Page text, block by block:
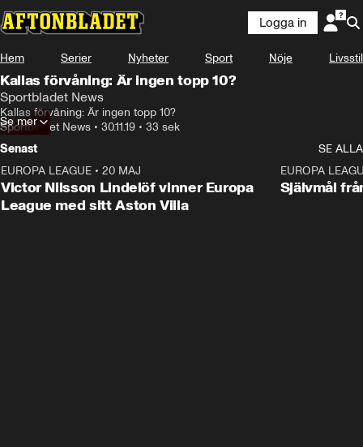
Logga in
Hem Serier Nyheter Sport Nöje Livsstil
Kallas förvåning: Är ingen topp 10?
Sportbladet News
Kallas förvåning: Är ingen topp 10?
Sportbladet News • 30.11.19 • 33 sek
Se mer
Senast
SE ALLA
EUROPA LEAGUE • 20 MAJ
Victor Nilsson Lindelöf vinner Europa
League med sitt Aston Villa
EUROPA
Självmål